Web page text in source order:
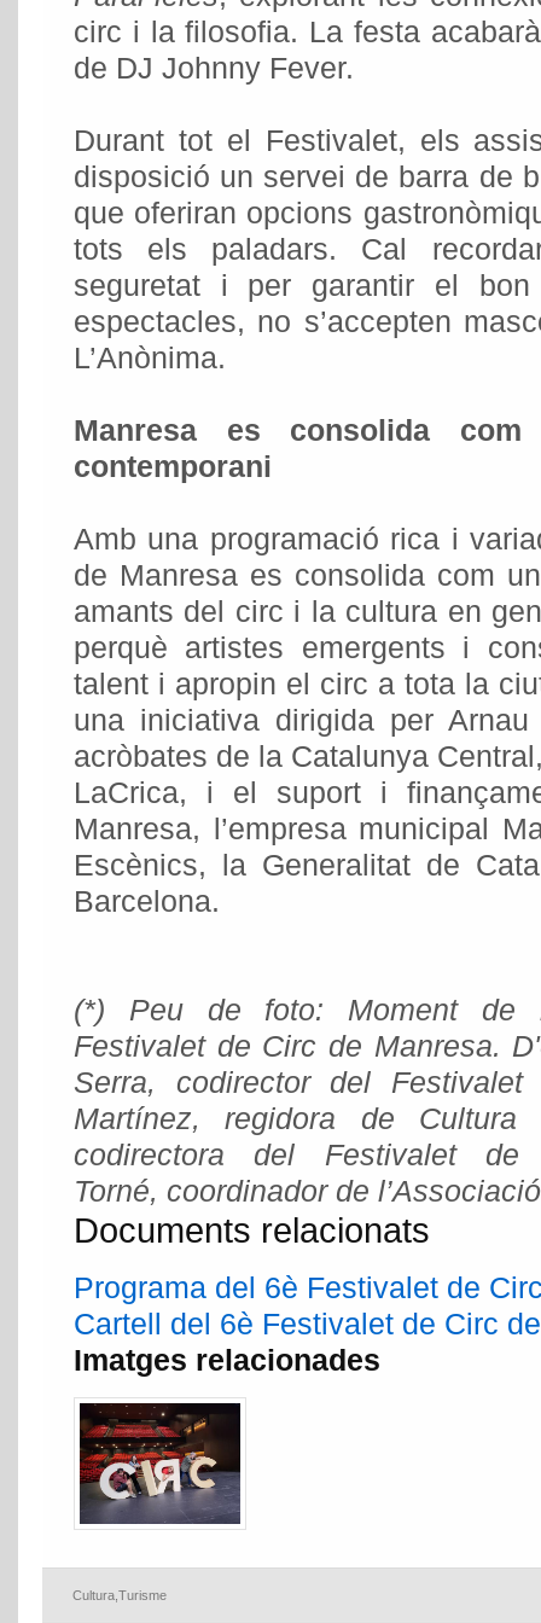
circ i la filosofia. La festa
de DJ Johnny Fever.
Durant tot el Festivalet, els
disposició un servei de barra de
que oferiran opcions
tots els paladars. Cal
seguretat i per garantir el bon
espectacles, no s’accepten
L’Anònima.
Manresa es consolida
contemporani
Amb una programació rica i
de Manresa es consolida com
amants del circ i la cultura en
perquè artistes emergents i
talent i apropin el circ a tota la
una iniciativa dirigida per
acròbates de la Catalunya
LaCrica, i el suport i
Manresa, l’empresa municipal
Escènics, la Generalitat de
Barcelona.
(*) Peu de foto: Moment de
Festivalet de Circ de Manresa.
Serra, codirector del
Martínez, regidora de
codirectora del Festivalet
Torné, coordinador de
Documents relacionats
Programa del 6è Festivalet de
Cartell del 6è Festivalet de Circ
Imatges relacionades
Cultura Turisme